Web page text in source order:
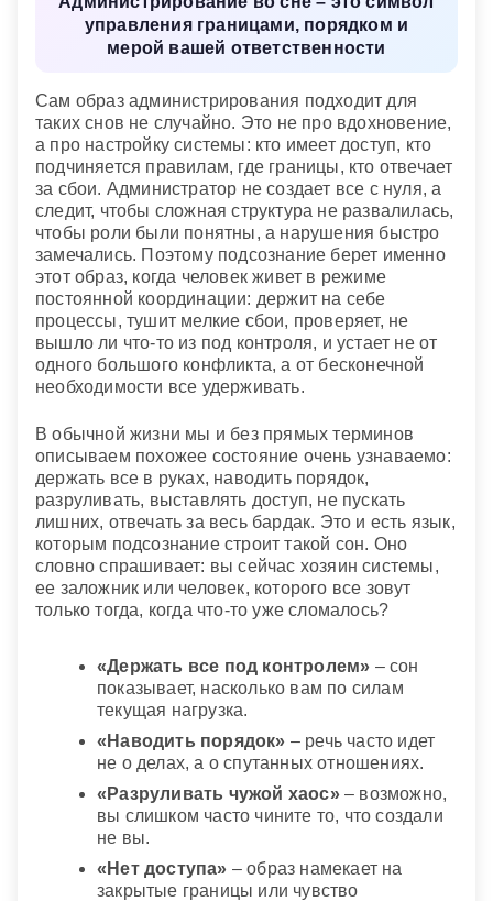
Сонник «Гороскопы 365»
управления границами, порядком и
мерой вашей ответственности
Сам образ администрирования подходит для
таких снов не случайно. Это не про вдохновение,
а про настройку системы: кто имеет доступ, кто
подчиняется правилам, где границы, кто отвечает
за сбои. Администратор не создает все с нуля, а
следит, чтобы сложная структура не развалилась,
чтобы роли были понятны, а нарушения быстро
замечались. Поэтому подсознание берет именно
этот образ, когда человек живет в режиме
постоянной координации: держит на себе
процессы, тушит мелкие сбои, проверяет, не
вышло ли что-то из под контроля, и устает не от
одного большого конфликта, а от бесконечной
необходимости все удерживать.
В обычной жизни мы и без прямых терминов
описываем похожее состояние очень узнаваемо:
держать все в руках, наводить порядок,
разруливать, выставлять доступ, не пускать
лишних, отвечать за весь бардак. Это и есть язык,
которым подсознание строит такой сон. Оно
словно спрашивает: вы сейчас хозяин системы,
ее заложник или человек, которого все зовут
только тогда, когда что-то уже сломалось?
«Держать все под контролем» – сон
показывает, насколько вам по силам
текущая нагрузка.
«Наводить порядок» – речь часто идет
не о делах, а о спутанных отношениях.
«Разруливать чужой хаос»– возможно,
вы слишком часто чините то, что создали
не вы.
«Нет доступа» – образ намекает на
закрытые границы или чувство